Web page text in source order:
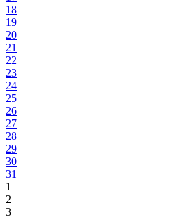
18
19
20
21
22
23
24
25
26
27
28
29
30
31
1
2
3